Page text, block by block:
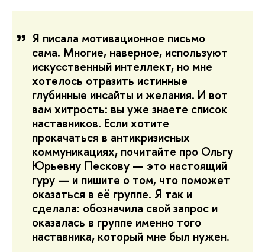
Я писала мотивационное письмо
сама. Многие, наверное, используют
искусственный интеллект, но мне
хотелось отразить истинные
глубинные инсайты и желания. И вот
вам хитрость: вы уже знаете список
наставников. Если хотите
прокачаться в антикризисных
коммуникациях, почитайте про Ольгу
Юрьевну Пескову — это настоящий
гуру — и пишите о том, что поможет
оказаться в её группе. Я так и
сделала: обозначила свой запрос и
оказалась в группе именно того
наставника, который мне был нужен.